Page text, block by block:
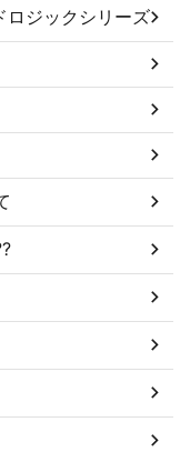
ロジックシリーズ